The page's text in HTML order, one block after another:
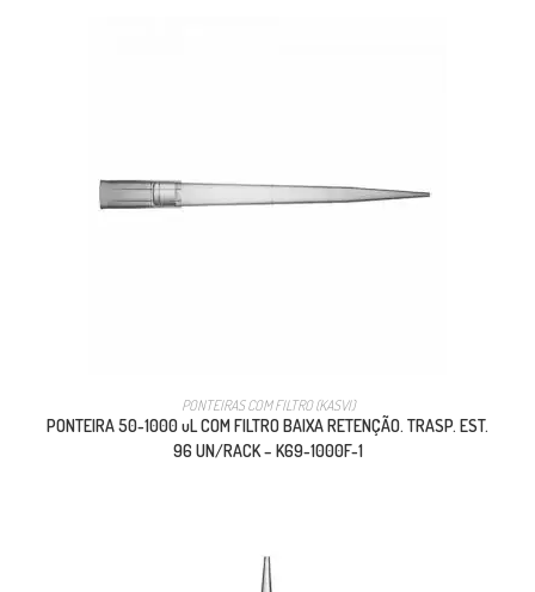
PONTEIRAS COM FILTRO (KASVI)
PONTEIRA 50-1000 uL COM FILTRO BAIXA RETENÇÃO. TRASP. EST.
96 UN/RACK – K69-1000F-1